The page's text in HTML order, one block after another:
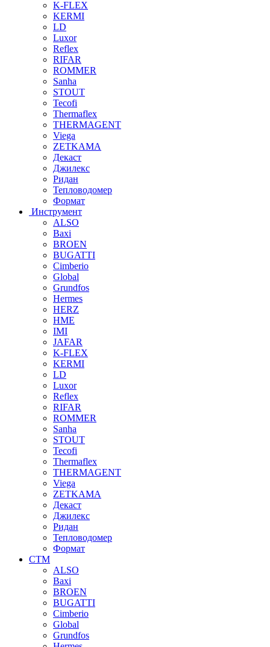
K-FLEX
KERMI
LD
Luxor
Reflex
RIFAR
ROMMER
Sanha
STOUT
Tecofi
Thermaflex
THERMAGENT
Viega
ZETKAMA
Декаст
Джилекс
Ридан
Тепловодомер
Формат
Инструмент
ALSO
Baxi
BROEN
BUGATTI
Cimberio
Global
Grundfos
Hermes
HERZ
HME
IMI
JAFAR
K-FLEX
KERMI
LD
Luxor
Reflex
RIFAR
ROMMER
Sanha
STOUT
Tecofi
Thermaflex
THERMAGENT
Viega
ZETKAMA
Декаст
Джилекс
Ридан
Тепловодомер
Формат
СТМ
ALSO
Baxi
BROEN
BUGATTI
Cimberio
Global
Grundfos